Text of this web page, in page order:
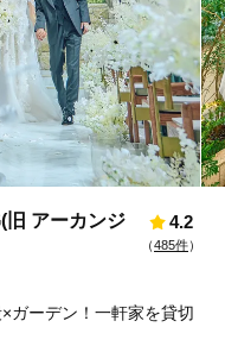
旧 アーカンジ
4.2
（485件）
ガーデン！一軒家を貸切